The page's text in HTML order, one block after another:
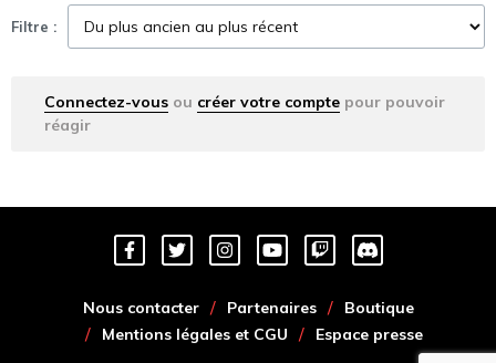
Filtre :
Connectez-vous ou créer votre compte pour pouvoir
réagir
Nous contacter Partenaires
Boutique
Mentions légales et CGU
Espace presse